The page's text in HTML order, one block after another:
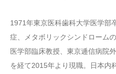
1971年東京医科歯科大学医学部
症、メタボリックシンドローム
医学部臨床教授、東京逓信病院
を経て2015年より現職。日本内